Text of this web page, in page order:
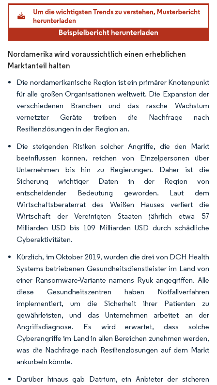
Bild © Mordor Intelligence. Wiederverwendung erfordert Namensnennung gemäß
Nordamerika wird voraussichtlich einen erheblichen
Marktanteil halten
Die nordamerikanische Region ist ein primärer Knotenpunkt
für alle großen Organisationen weltweit. Die Expansion der
verschiedenen Branchen und das rasche Wachstum
vernetzter Geräte treiben die Nachfrage nach
Resilienzlösungen in der Region an.
Die steigenden Risiken solcher Angriffe, die den Markt
beeinflussen können, reichen von Einzelpersonen über
Unternehmen bis hin zu Regierungen. Daher ist die
Sicherung wichtiger Daten in der Region von
entscheidender Bedeutung geworden. Laut dem
Wirtschaftsberaterrat des Weißen Hauses verliert die
Wirtschaft der Vereinigten Staaten jährlich etwa 57
Milliarden USD bis 109 Milliarden USD durch schädliche
Cyberaktivitäten.
Kürzlich, im Oktober 2019, wurden die drei von DCH Health
Systems betriebenen Gesundheitsdienstleister im Land von
einer Ransomware-Variante namens Ryuk angegriffen. Alle
diese Gesundheitszentren haben Notfallverfahren
implementiert, um die Sicherheit ihrer Patienten zu
gewährleisten, und das Unternehmen arbeitet an der
Angriffsdiagnose. Es wird erwartet, dass solche
Cyberangriffe im Land in allen Bereichen zunehmen werden,
was die Nachfrage nach Resilienzlösungen auf dem Markt
ankurbeln könnte.
Darüber hinaus gab Datrium, ein Anbieter der sicheren